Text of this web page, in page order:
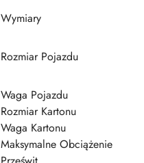
Wymiary
Rozmiar Pojazdu
Waga Pojazdu
Rozmiar Kartonu
Waga Kartonu
Maksymalne Obciążenie